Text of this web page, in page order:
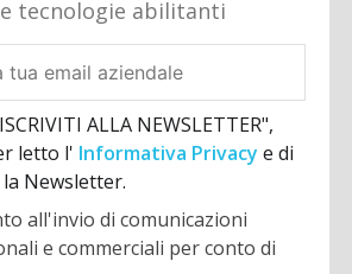
tecnologie abilitanti
ALLA NEWSLETTER",
letto l' Informativa Privacye di
Newsletter.
all'invio di comunicazioni
e commerciali per conto di